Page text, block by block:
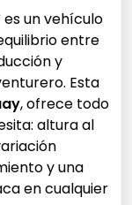
es un vehículo
entre
y
Esta
, ofrece todo
altura al
y una
en cualquier